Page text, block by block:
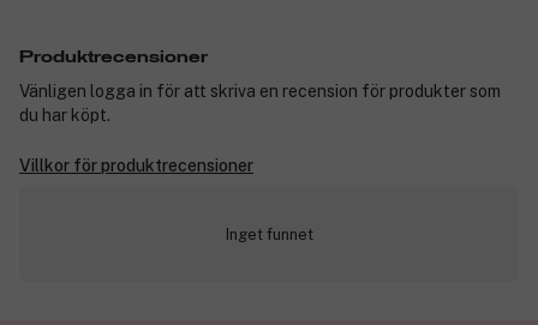
Produktrecensioner
Vänligen logga in för att skriva en recension för produkter som
du har köpt.
Villkor för produktrecensioner
Inget funnet